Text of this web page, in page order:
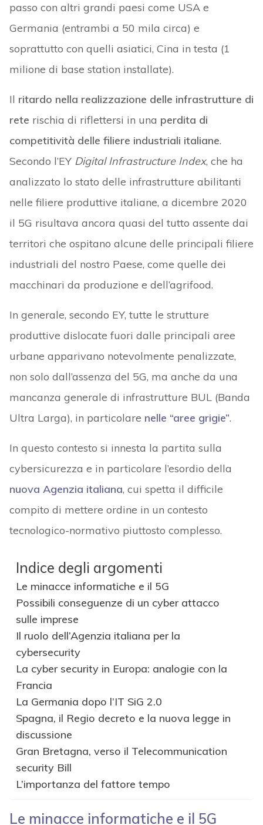
passo con altri grandi paesi come USA e
Germania (entrambi a 50 mila circa) e
soprattutto con quelli asiatici, Cina in testa (1
milione di base station installate).
Il ritardo nella realizzazione delle infrastrutture di
rete rischia di riflettersi in una perdita di
competitività delle filiere industriali italiane.
Secondo l’EY Digital Infrastructure Index, che ha
analizzato lo stato delle infrastrutture abilitanti
nelle filiere produttive italiane, a dicembre 2020
il 5G risultava ancora quasi del tutto assente dai
territori che ospitano alcune delle principali filiere
industriali del nostro Paese, come quelle dei
macchinari da produzione e dell’agrifood.
In generale, secondo EY, tutte le strutture
produttive dislocate fuori dalle principali aree
urbane apparivano notevolmente penalizzate,
non solo dall’assenza del 5G, ma anche da una
mancanza generale di infrastrutture BUL (Banda
Ultra Larga), in particolare nelle “aree grigie”.
In questo contesto si innesta la partita sulla
cybersicurezza e in particolare l’esordio della
nuova Agenzia italiana, cui spetta il difficile
compito di mettere ordine in un contesto
tecnologico-normativo piuttosto complesso.
Indice degli argomenti
Le minacce informatiche e il 5G
Possibili conseguenze di un cyber attacco
sulle imprese
Il ruolo dell’Agenzia italiana per la
cybersecurity
La cyber security in Europa: analogie con la
Francia
La Germania dopo l’IT SiG 2.0
Spagna, il Regio decreto e la nuova legge in
discussione
Gran Bretagna, verso il Telecommunication
security Bill
L’importanza del fattore tempo
Le minacce informatiche e il 5G